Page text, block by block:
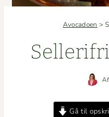
Avocadoen >
Af
Gå til